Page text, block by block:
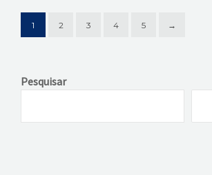
1 2 3 4 5 →
Pesquisar